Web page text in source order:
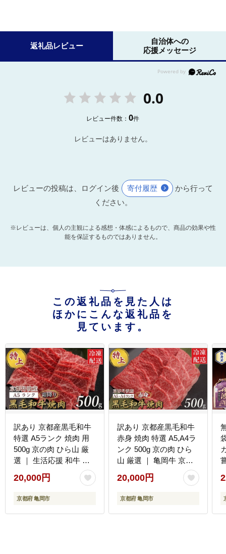
返礼品レビュー
自治体への
応援メッセージ
0.0
レビュー件数：0件
レビューはありません。
レビューの投稿は、ログイン後 寄付履歴
から行って
ください。
※レビューは、個人の主観による感想・体感によるもので、商品の効果や性
能を保証するものではありません。
この返礼品を見た人は
ほかにこんな返礼品を
見ています。
訳あり 京都産黒毛和牛
特選 A5ランク 焼肉 用
500g 京の肉 ひら山 厳
選 ｜ 生活応援 和牛 牛
肉 京都肉 国産 丹波産
冷凍 ふるさと納税牛肉
20,000円
京都府 亀岡市
訳あり 京都産黒毛和牛
赤身 焼肉 特選 A5,A4ラ
ンク 500g 京の肉 ひら
山 厳選 ｜ 亀岡牛 京都
肉 丹波産 希少 牛肉 ふ
るさと納税牛肉
20,000円
京都府 亀岡市